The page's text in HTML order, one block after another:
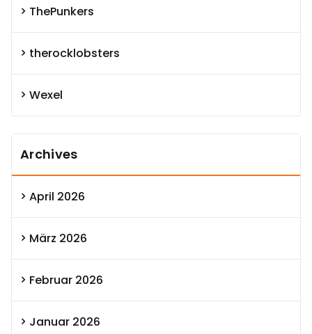
ThePunkers
therocklobsters
Wexel
Archives
April 2026
März 2026
Februar 2026
Januar 2026